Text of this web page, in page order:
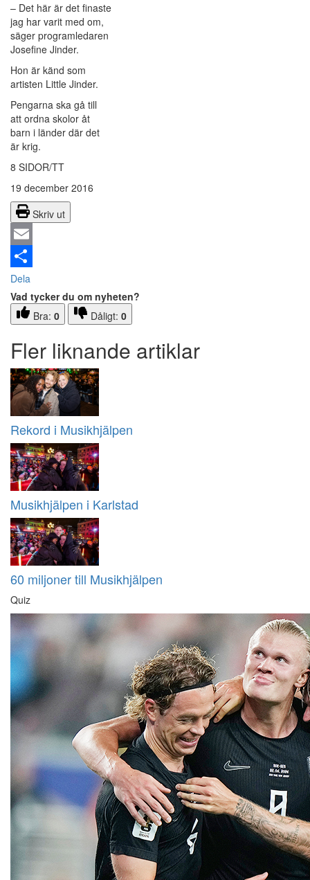
– Det här är det finaste
jag har varit med om,
säger programledaren
Josefine Jinder.
Hon är känd som
artisten Little Jinder.
Pengarna ska gå till
att ordna skolor åt
barn i länder där det
är krig.
8 SIDOR/TT
19 december 2016
Skriv ut
Email
Dela
Vad tycker du om nyheten?
Bra: 0 Dåligt: 0
Fler liknande artiklar
Rekord i Musikhjälpen
Musikhjälpen i Karlstad
60 miljoner till Musikhjälpen
Quiz